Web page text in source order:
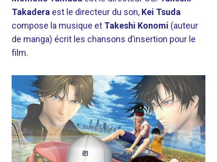
Takadera est le directeur du son, Kei Tsuda
compose la musique et Takeshi Konomi (auteur
de manga) écrit les chansons d’insertion pour le
film.